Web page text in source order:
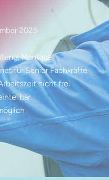
2025
Montage
für Senior Fachkräfte
nicht frei